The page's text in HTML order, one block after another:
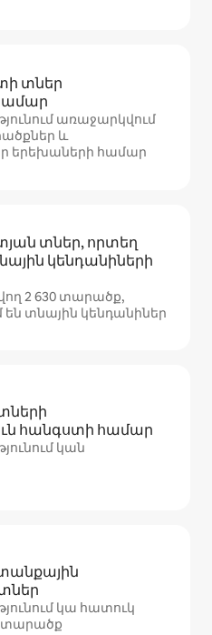
տներ
առաջարկվում
և
երեխաների համար
տներ, որտեղ
կենդանիների
2 630 տարածք,
են տնային կենդանիներ
հանգստի համար
կան
կա հատուկ